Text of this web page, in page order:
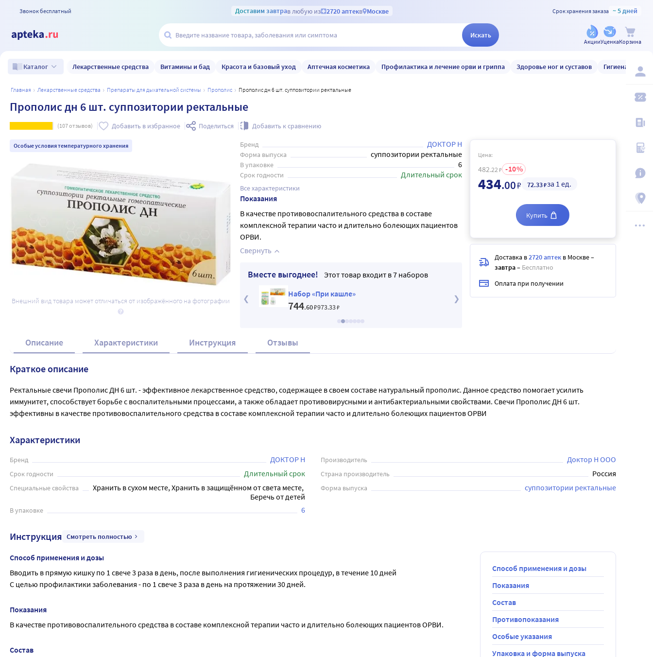
Звонок бесплатный Доставим завтрав любую из 2720 аптекв Москве Срок хранения заказа ~ 5 дней
Искать
АкцииУценкаКорзина
Каталог Лекарственные средства Витамины и бад Красота и базовый уход Аптечная косметика Профилактика и лечение орви и гриппа Здоровье ног и суставов Гигиена и уход
главная лекарственные средства препараты для дыхательной системы прополис Прополис дн 6 шт. суппозитории ректальные
Прополис дн 6 шт. суппозитории ректальные
(107отзывов) Добавить в избранное Поделиться Добавить к сравнению
Особые условия температурного хранения
Внешний вид товара может отличаться от изображённого на фотографии
Бренд ДОКТОР Н
Форма выпуска суппозитории ректальные
В упаковке 6
Срок годности Длительный срок
Все характеристики
Показания
В качестве противовоспалительного средства в составе
комплексной терапии часто и длительно болеющих пациентов
ОРВИ.
Свернуть
Вместе выгоднее!
Этот товар входит в 7 наборов
специальной цене
965.55
Набор «При кашле»
744.60₽973.33₽
Цена:
482.22 ₽ 10
434.00₽ 72.33₽за 1 ед.
Купить
Доставка в2720 аптек в Москве–
завтра– Бесплатно
Оплата при получении
Описание Характеристики Инструкция Отзывы
Краткое описание
Ректальные свечи Прополис ДН 6 шт. - эффективное лекарственное средство, содержащее в своем составе натуральный прополис. Данное средство помогает усилить
иммунитет, способствует борьбе с воспалительными процессами, а также обладает противовирусными и антибактериальными свойствами. Свечи Прополис ДН 6 шт.
эффективны в качестве противовоспалительного средства в составе комплексной терапии часто и длительно болеющих пациентов ОРВИ
Характеристики
Бренд ДОКТОР Н Производитель Доктор Н ООО
Срок годности Длительный срок Страна производитель Россия
Специальные свойства
Хранить в сухом месте, Хранить в защищённом от света месте,
Беречь от детей
Форма выпуска суппозитории ректальные
В упаковке 6
Инструкция Смотреть полностью
Способ применения и дозы
Вводить в прямую кишку по 1 свече 3 раза в день, после выполнения гигиенических процедур, в течение 10 дней
С целью профилактики заболевания - по 1 свече 3 раза в день на протяжении 30 дней.
Показания
В качестве противовоспалительного средства в составе комплексной терапии часто и длительно болеющих пациентов ОРВИ.
Состав
Способ применения и дозы
Показания
Состав
Противопоказания
Особые указания
Упаковка и форма выпуска